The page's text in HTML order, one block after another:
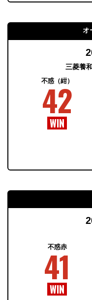
オ
三菱養
不惑（紺）
42
不惑赤
41